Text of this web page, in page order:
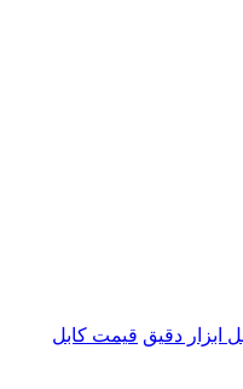
ابزار دقیق قیمت کابل